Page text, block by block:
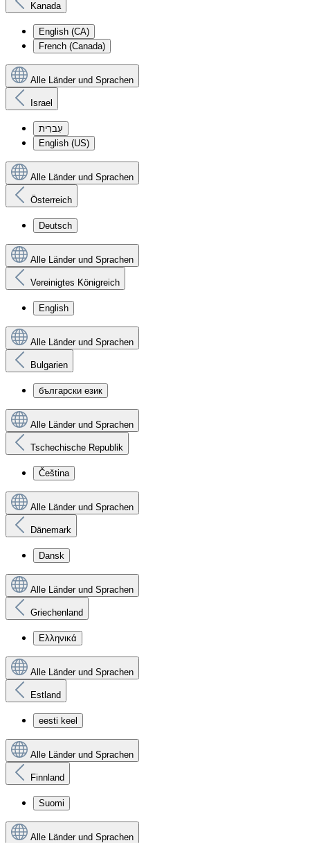
Kanada
English (CA)
French (Canada)
Alle Länder und Sprachen
Israel
עִברִית
English (US)
Alle Länder und Sprachen
Österreich
Deutsch
Alle Länder und Sprachen
Vereinigtes Königreich
English
Alle Länder und Sprachen
Bulgarien
български език
Alle Länder und Sprachen
Tschechische Republik
Čeština
Alle Länder und Sprachen
Dänemark
Dansk
Alle Länder und Sprachen
Griechenland
Ελληνικά
Alle Länder und Sprachen
Estland
eesti keel
Alle Länder und Sprachen
Finnland
Suomi
Alle Länder und Sprachen